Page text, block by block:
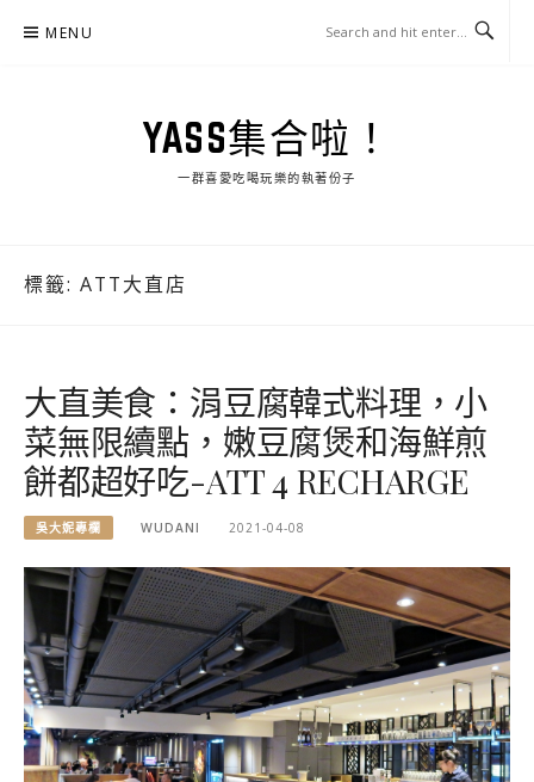
MENU
YASS集合啦！
一群喜愛吃喝玩樂的執著份子
標籤: ATT大直店
大直美食：涓豆腐韓式料理，小
菜無限續點，嫩豆腐煲和海鮮煎
餅都超好吃-ATT 4 RECHARGE
吳大妮專欄 WUDANI 2021-04-08